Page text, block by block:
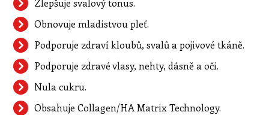
Zlepšuje svalový tonus.
Obnovuje mladistvou pleť.
Podporuje zdraví kloubů, svalů a pojivové tkáně.
Podporuje zdravé vlasy, nehty, dásně a oči.
Nula cukru.
Obsahuje Collagen/HA Matrix Technology.